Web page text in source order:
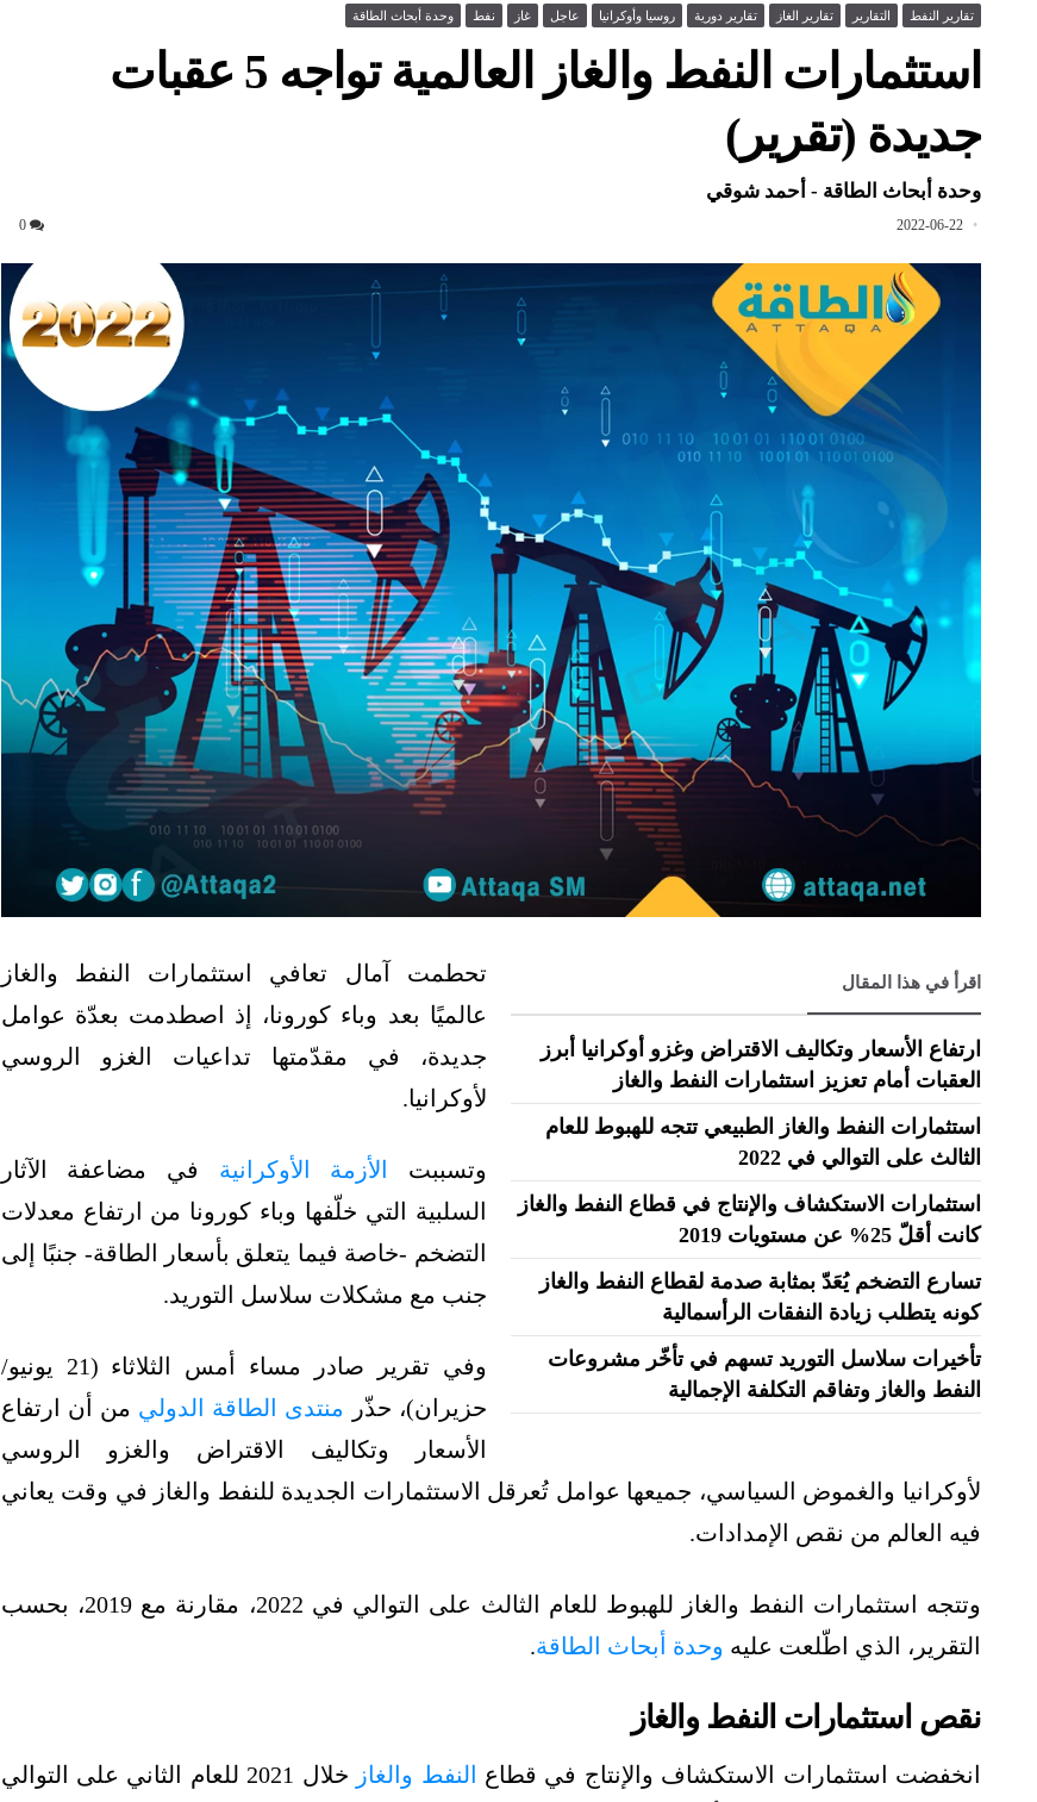
تقارير النفط التقارير تقارير الغاز تقارير دورية روسيا وأوكرانيا عاجل غاز نفط وحدة أبحاث الطاقة
استثمارات النفط والغاز العالمية تواجه 5 عقبات
جديدة (تقرير)
وحدة أبحاث الطاقة - أحمد شوقي
2022-06-22
0
اقرأ في هذا المقال
ارتفاع الأسعار وتكاليف الاقتراض وغزو أوكرانيا أبرز
العقبات أمام تعزيز استثمارات النفط والغاز
استثمارات النفط والغاز الطبيعي تتجه للهبوط للعام
الثالث على التوالي في 2022
استثمارات الاستكشاف والإنتاج في قطاع النفط والغاز
كانت أقلّ 25% عن مستويات 2019
تسارع التضخم يُعَدّ بمثابة صدمة لقطاع النفط والغاز
كونه يتطلب زيادة النفقات الرأسمالية
تأخيرات سلاسل التوريد تسهم في تأخّر مشروعات
النفط والغاز وتفاقم التكلفة الإجمالية
تحطمت آمال تعافي استثمارات النفط والغاز
عالميًا بعد وباء كورونا، إذ اصطدمت بعدّة عوامل
جديدة، في مقدّمتها تداعيات الغزو الروسي
لأوكرانيا.
وتسببت الأزمة الأوكرانية في مضاعفة الآثار
السلبية التي خلّفها وباء كورونا من ارتفاع معدلات
التضخم -خاصة فيما يتعلق بأسعار الطاقة- جنبًا إلى
جنب مع مشكلات سلاسل التوريد.
وفي تقرير صادر مساء أمس الثلاثاء (21 يونيو/
حزيران)، حذّر
منتدى الطاقة الدولي من أن ارتفاع
الأسعار وتكاليف الاقتراض والغزو الروسي
لأوكرانيا والغموض السياسي، جميعها عوامل تُعرقل الاستثمارات الجديدة للنفط والغاز في وقت يعاني
فيه العالم من نقص الإمدادات.
وتتجه استثمارات النفط والغاز للهبوط للعام الثالث على التوالي في 2022، مقارنة مع 2019، بحسب
التقرير، الذي اطّلعت عليه وحدة أبحاث الطاقة.
نقص استثمارات النفط والغاز
انخفضت استثمارات الاستكشاف والإنتاج في قطاع النفط والغاز
خلال 2021 للعام الثاني على التوالي